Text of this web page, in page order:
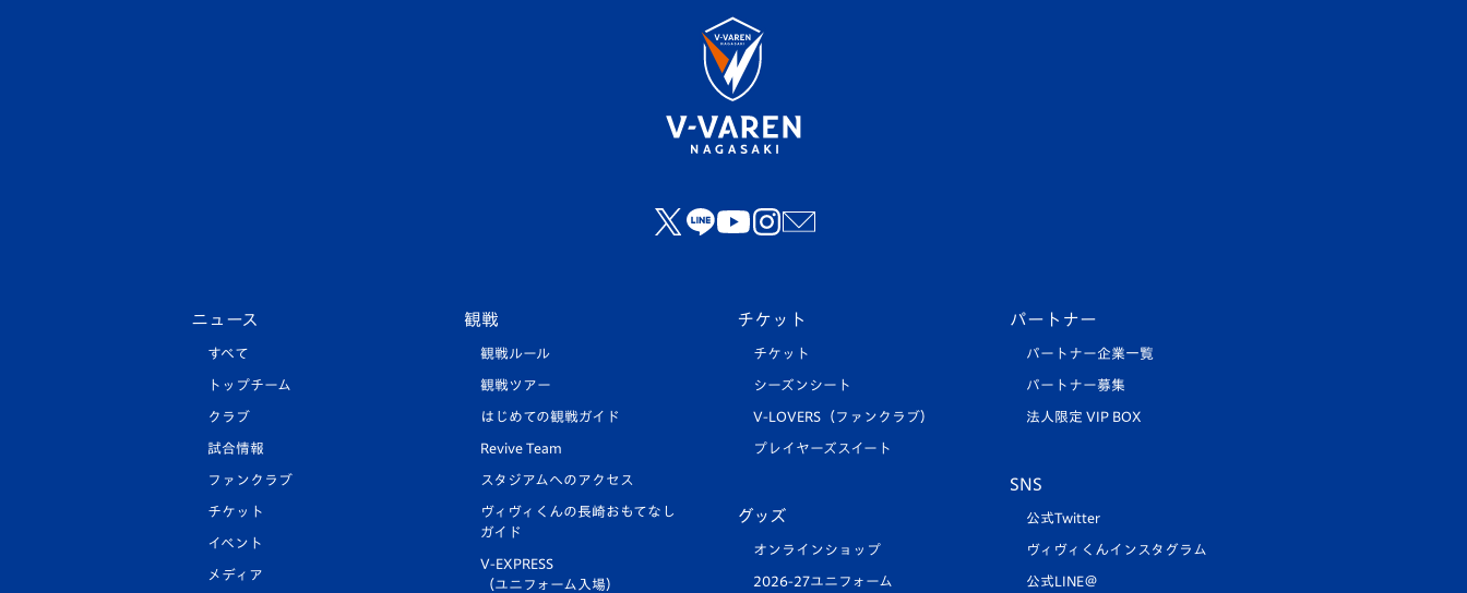
ニュース
すべて
トップチーム
クラブ
試合情報
ファンクラブ
チケット
イベント
メディア
観戦
観戦ルール
観戦ツアー
はじめての観戦ガイド
Revive Team
スタジアムへのアクセス
ヴィヴィくんの長崎おもてなし
ガイド
V-EXPRESS
（ユニフォーム入場）
チケット
チケット
シーズンシート
V-LOVERS（ファンクラブ）
プレイヤーズスイート
グッズ
オンラインショップ
2026-27ユニフォーム
パートナー
パートナー企業一覧
パートナー募集
法人限定 VIP BOX
SNS
公式Twitter
ヴィヴィくんインスタグラム
公式LINE＠